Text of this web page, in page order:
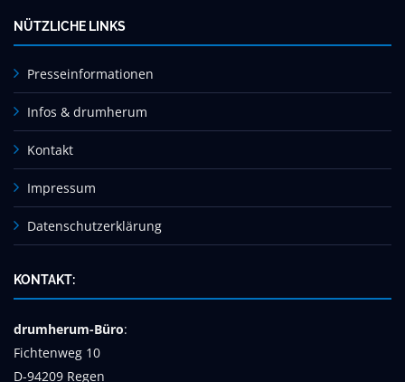
NÜTZLICHE LINKS
Presseinformationen
Infos & drumherum
Kontakt
Impressum
Datenschutzerklärung
KONTAKT:
drumherum-Büro:
Fichtenweg 10
D-94209 Regen